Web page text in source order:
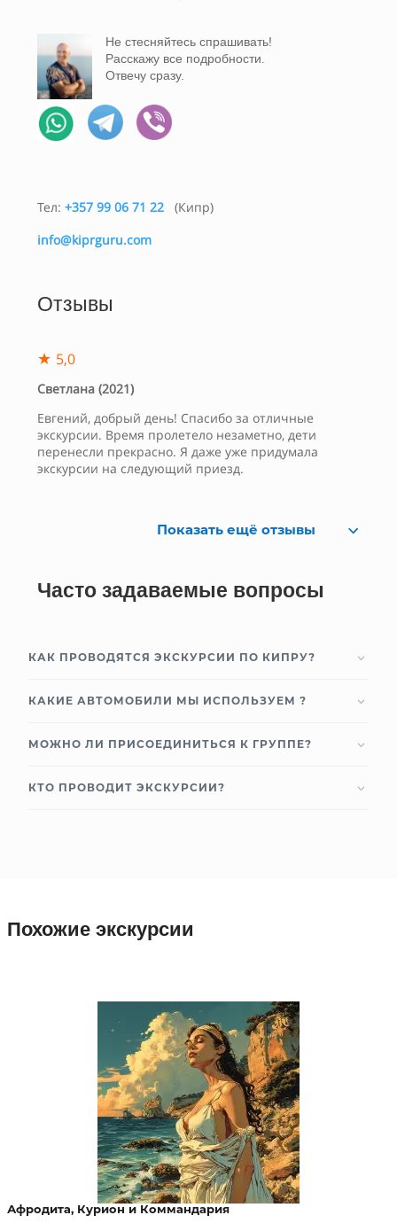
Не стесняйтесь спрашивать!
Расскажу все подробности.
Отвечу сразу.
Тел:+357 99 06 71 22 (Кипр)
info@kiprguru.com
Отзывы
★ 5,0
Светлана (2021)
Евгений, добрый день! Спасибо за отличные
экскурсии. Время пролетело незаметно, дети
перенесли прекрасно. Я даже уже придумала
экскурсии на следующий приезд.
Показать ещё отзывы
Часто задаваемые вопросы
КАК ПРОВОДЯТСЯ ЭКСКУРСИИ ПО КИПРУ?
КАКИЕ АВТОМОБИЛИ МЫ ИСПОЛЬЗУЕМ ?
МОЖНО ЛИ ПРИСОЕДИНИТЬСЯ К ГРУППЕ?
КТО ПРОВОДИТ ЭКСКУРСИИ?
Похожие экскурсии
Афродита, Курион и Коммандария